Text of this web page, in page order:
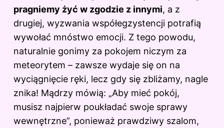
pragniemy żyć w zgodzie z innymi, a z
drugiej, wyzwania współegzystencji potrafią
wywołać mnóstwo emocji. Z tego powodu,
naturalnie gonimy za pokojem niczym za
meteorytem – zawsze wydaje się on na
wyciągnięcie ręki, lecz gdy się zbliżamy, nagle
znika! Mądrzy mówią: „Aby mieć pokój,
musisz najpierw poukładać swoje sprawy
wewnętrzne”, ponieważ prawdziwy szalom,